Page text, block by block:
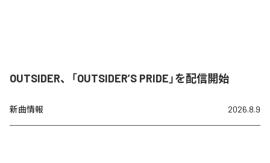
OUTSIDER、「OUTSIDER’S PRIDE」を配信開始
新曲情報 2026.8.9